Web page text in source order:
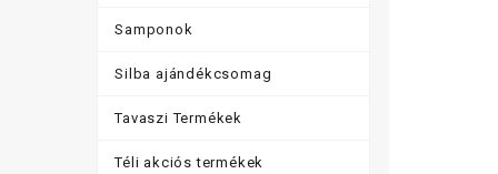
Samponok
Silba ajándékcsomag
Tavaszi Termékek
Téli akciós termékek